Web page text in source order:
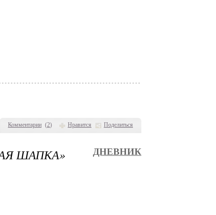
Комментарии (2) Нравится Поделиться
ШАПКА» ДНЕВНИК